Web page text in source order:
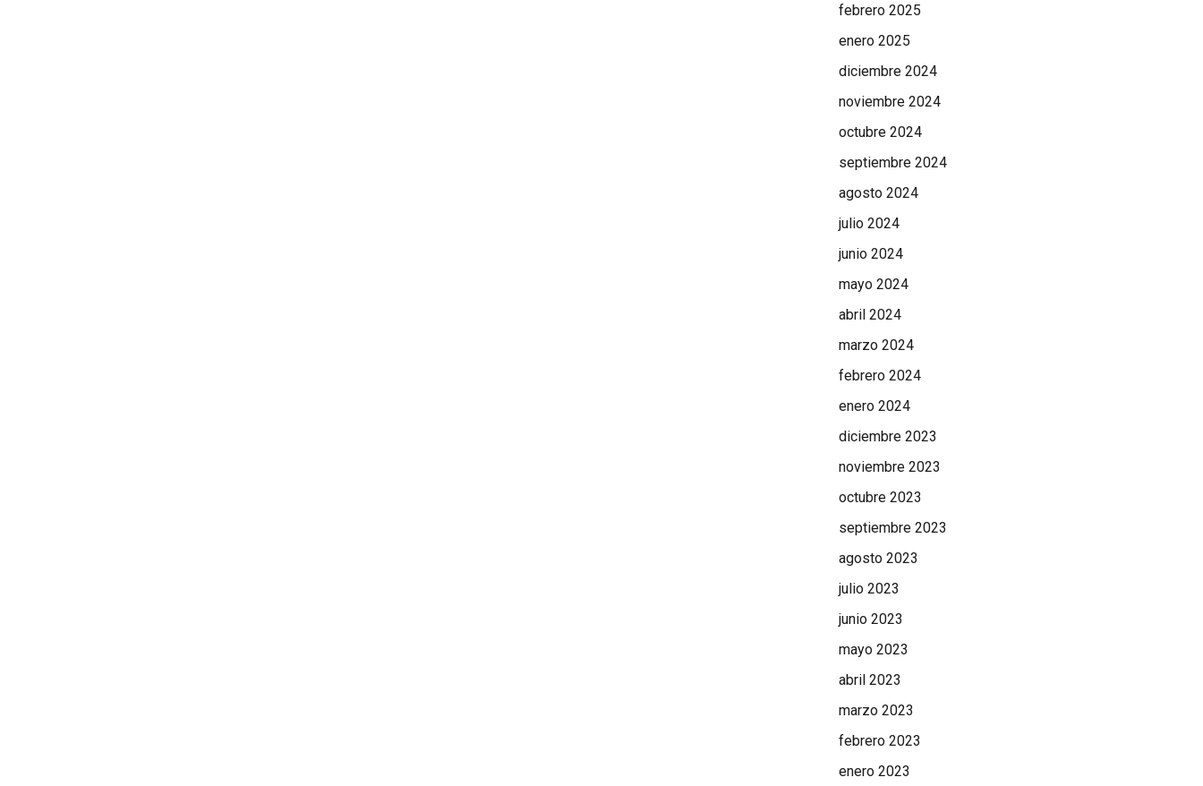
febrero 2025
enero 2025
diciembre 2024
noviembre 2024
octubre 2024
septiembre 2024
agosto 2024
julio 2024
junio 2024
mayo 2024
abril 2024
marzo 2024
febrero 2024
enero 2024
diciembre 2023
noviembre 2023
octubre 2023
septiembre 2023
agosto 2023
julio 2023
junio 2023
mayo 2023
abril 2023
marzo 2023
febrero 2023
enero 2023